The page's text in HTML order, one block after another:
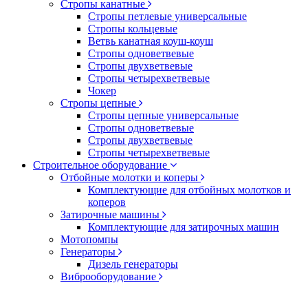
Стропы канатные
Стропы петлевые универсальные
Стропы кольцевые
Ветвь канатная коуш-коуш
Стропы одноветвевые
Стропы двухветвевые
Стропы четырехветвевые
Чокер
Стропы цепные
Стропы цепные универсальные
Стропы одноветвевые
Стропы двухветвевые
Стропы четырехветвевые
Строительное оборудование
Отбойные молотки и коперы
Комплектующие для отбойных молотков и
коперов
Затирочные машины
Комплектующие для затирочных машин
Мотопомпы
Генераторы
Дизель генераторы
Виброоборудование